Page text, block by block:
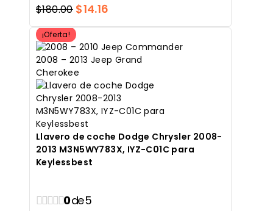
$180.00 El
precio
original
era:
$180.00.
$14.16
precio
actual
es:
¡Oferta!
Llavero de coche Dodge Chrysler 2008-
2013 M3N5WY783X, IYZ-C01C para
Keylessbest
0de 5